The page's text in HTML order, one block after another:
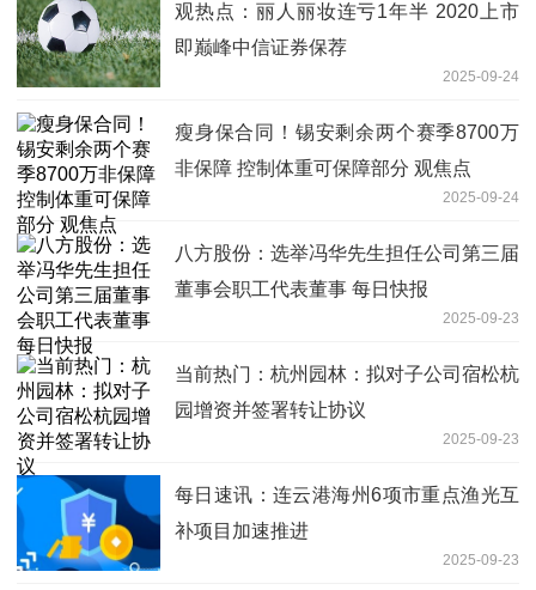
观热点：丽人丽妆连亏1年半 2020上市
即巅峰中信证券保荐
2025-09-24
瘦身保合同！锡安剩余两个赛季8700万
非保障 控制体重可保障部分 观焦点
2025-09-24
八方股份：选举冯华先生担任公司第三届
董事会职工代表董事 每日快报
2025-09-23
当前热门：杭州园林：拟对子公司宿松杭
园增资并签署转让协议
2025-09-23
每日速讯：连云港海州6项市重点渔光互
补项目加速推进
2025-09-23